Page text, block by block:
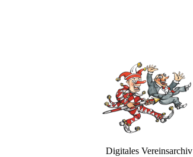
Digitales Vereinsarchiv